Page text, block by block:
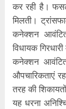
कर रही है।
मिलती।
कनेक्शन आवंटित
विधायक
कनेक्शन
औपचारिकताएं
तरह की
यह धरना